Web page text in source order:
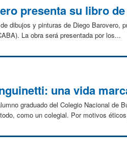
presenta su libro
dibujos y pinturas de Diego Barovero,
La obra será presentada por los...
una vida
graduado del Colegio Nacional de
como un colegial. Por motivos